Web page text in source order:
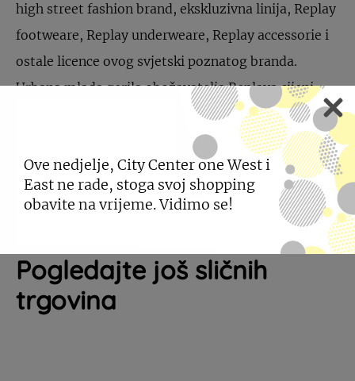
high street fashion brand, ekskluzivna linija, Replay
footweare, Replay underweare, Replay accessorie i
ostale licence ovog svjetski poznatog branda.
Urbana mlada gerila obožavatelja Replaya cijeni
brand radi posebnog pristupa kako u proizvodnji
Pogledajte još sličnih
trgovina
Ove nedjelje, City Center one West i
East ne rade, stoga svoj shopping
obavite na vrijeme. Vidimo se!